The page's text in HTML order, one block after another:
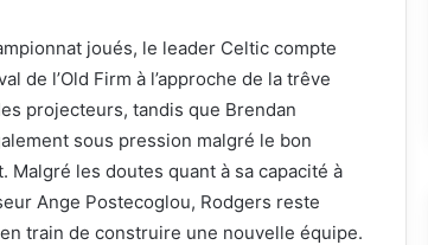
joués, le leader Celtic compte
de l’Old Firm à l’approche de la trêve
projecteurs, tandis que Brendan
sous pression malgré le bon
les doutes quant à sa capacité à
Ange Postecoglou, Rodgers reste
train de construire une nouvelle équipe.